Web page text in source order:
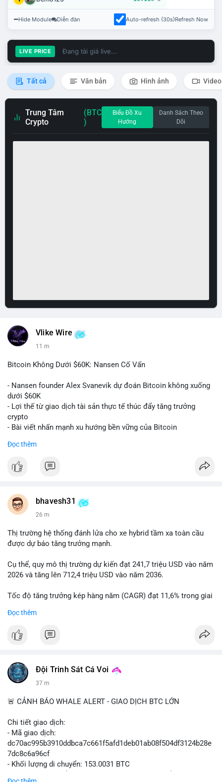
Hide Module Diễn đàn Auto-refresh (30s)Refresh Now
LIVE PRICE Đang tải giá live...
Tất cả Văn bản Hình ảnh Video
Trung Tâm
Crypto
(BTC
)
Biểu Đồ Xu
Hướng
Danh Sách Theo
Dõi
Vlike Wire
11 m
Bitcoin Không Dưới $60K: Nansen Cố Vấn
- Nansen founder Alex Svanevik dự đoán Bitcoin không xuống
dưới $60K
- Lợi thế từ giao dịch tài sản thực tế thúc đẩy tăng trưởng
crypto
- Bài viết nhấn mạnh xu hướng bền vững của Bitcoin
$btc#btc
#vlikevn #titanbot
Đọc thêm
bhavesh31
26 m
Thị trường hệ thống đánh lửa cho xe hybrid tầm xa toàn cầu
được dự báo tăng trưởng mạnh.
Cụ thể, quy mô thị trường dự kiến đạt 241,7 triệu USD vào năm
2026 và tăng lên 712,4 triệu USD vào năm 2036.
Tốc độ tăng trưởng kép hàng năm (CAGR) đạt 11,6% trong giai
vực công nghệ ô tô xanh.
Đọc thêm
Đội Trinh Sát Cá Voi
37 m
🚨 CẢNH BÁO WHALE ALERT - GIAO DỊCH BTC LỚN
Chi tiết giao dịch:
- Mã giao dịch:
dc70ac995b3910ddbca7c661f5afd1deb01ab08f504df3124b28e
7dc8c6a96cf
- Khối lượng di chuyển: 153.0031 BTC